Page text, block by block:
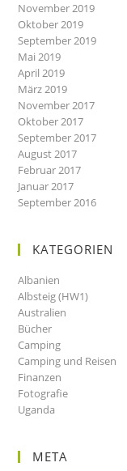
November 2019
Oktober 2019
September 2019
Mai 2019
April 2019
März 2019
November 2017
Oktober 2017
September 2017
August 2017
Februar 2017
Januar 2017
September 2016
KATEGORIEN
Albanien
Albsteig (HW1)
Australien
Bücher
Camping
Camping und Reisen
Finanzen
Fotografie
Uganda
META